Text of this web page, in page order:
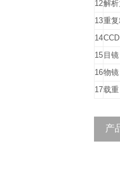
12解
13重
14CCD
15 目镜
16物镜
17载重
产